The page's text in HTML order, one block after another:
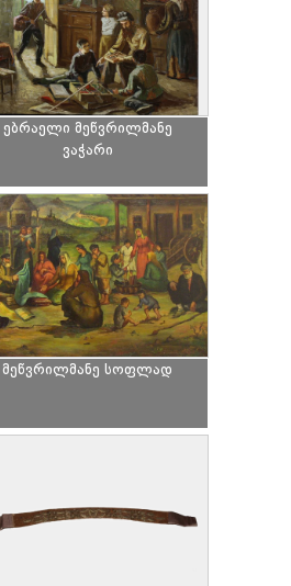
ებრაელი მეწვრილმანე
ვაჭარი
მეწვრილმანე სოფლად